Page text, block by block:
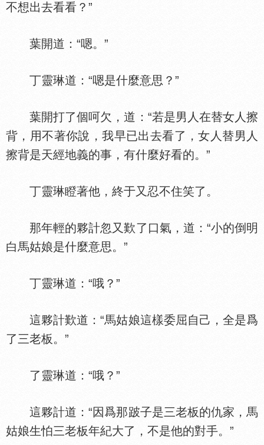
不想出去看看？”
葉開道：“嗯。”
丁靈琳道：“嗯是什麼意思？”
葉開打了個呵欠，道：“若是男人在替女人擦
背，用不著你說，我早已出去看了，女人替男人
擦背是天經地義的事，有什麼好看的。”
丁靈琳瞪著他，終于又忍不住笑了。
那年輕的夥計忽又歎了口氣，道：“小的倒明
白馬姑娘是什麼意思。”
丁靈琳道：“哦？”
這夥計歎道：“馬姑娘這樣委屈自己，全是爲
了三老板。”
了靈琳道：“哦？”
這夥計道：“因爲那跛子是三老板的仇家，馬
姑娘生怕三老板年紀大了，不是他的對手。”